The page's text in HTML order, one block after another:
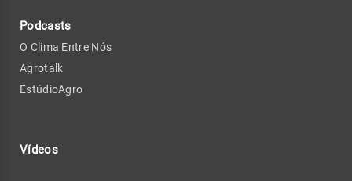
Podcasts
O Clima Entre Nós
Agrotalk
EstúdioAgro
Vídeos